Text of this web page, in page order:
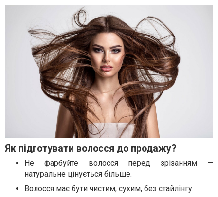
Як підготувати волосся до продажу?
Не фарбуйте волосся перед зрізанням —
натуральне цінується більше.
Волосся має бути чистим, сухим, без стайлінгу.